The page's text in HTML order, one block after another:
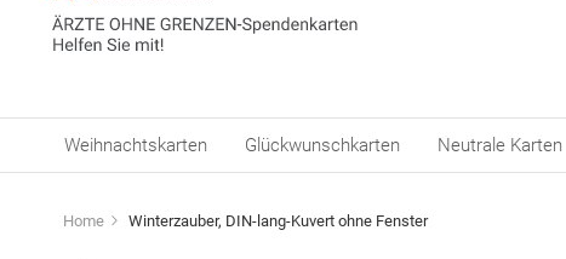
Weihnachtskarten Glückwunschkarten Neutrale Karten
Home Winterzauber, DIN-lang-Kuvert ohne Fenster